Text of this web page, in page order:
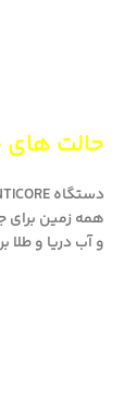
حالت
همه زمین
و آب دریا و